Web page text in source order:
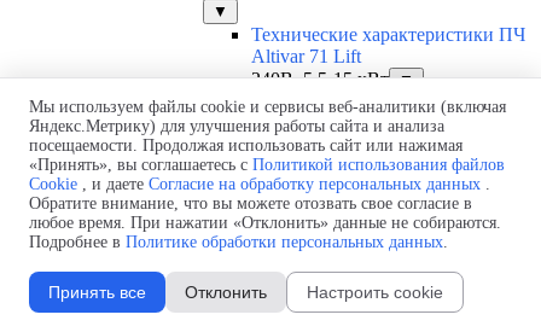
▼
Технические характеристики ПЧ
Altivar 71 Lift
240В, 5,5-15 кВт ▼
ATV71LD27M3Z
ATV71LD33M3Z
ATV71LD54M3Z
ATV71LD66M3Z
480В, 4-22 кВт ▼
ATV71LD10N4Z
ATV71LD14N4Z
ATV71LD27N4Z
ATV71LD33N4Z
Мы используем файлы cookie и сервисы веб-аналитики (включая
Яндекс.Метрику) для улучшения работы сайта и анализа
посещаемости. Продолжая использовать сайт или нажимая
«Принять», вы соглашаетесь с Политикой использования файлов
Cookie , и даете Согласие на обработку персональных данных .
Обратите внимание, что вы можете отозвать свое согласие в
любое время. При нажатии «Отклонить» данные не собираются.
Подробнее в Политике обработки персональных данных.
Принять все Отклонить Настроить cookie